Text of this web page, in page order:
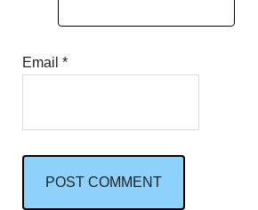
Email*